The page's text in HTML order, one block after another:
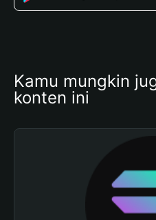
Kamu mungkin
konten ini